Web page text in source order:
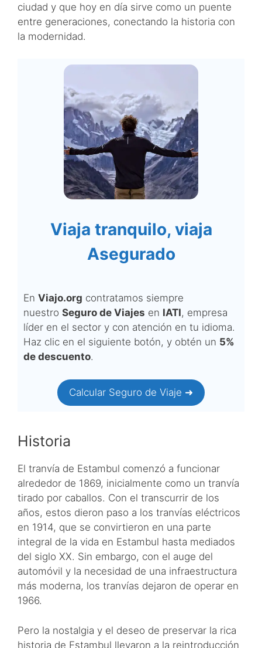
ciudad y que hoy en día sirve como un puente
entre generaciones, conectando la historia con
la modernidad.
Viaja tranquilo, viaja
Asegurado
En Viajo.org contratamos siempre
nuestro Seguro de Viajes en IATI, empresa
líder en el sector y con atención en tu idioma.
Haz clic en el siguiente botón, y obtén un 5%
de descuento.
Calcular Seguro de Viaje ➜
Historia
El tranvía de Estambul comenzó a funcionar
alrededor de 1869, inicialmente como un tranvía
tirado por caballos. Con el transcurrir de los
años, estos dieron paso a los tranvías eléctricos
en 1914, que se convirtieron en una parte
integral de la vida en Estambul hasta mediados
del siglo XX. Sin embargo, con el auge del
automóvil y la necesidad de una infraestructura
más moderna, los tranvías dejaron de operar en
1966.
Pero la nostalgia y el deseo de preservar la rica
historia de Estambul llevaron a la reintroducción